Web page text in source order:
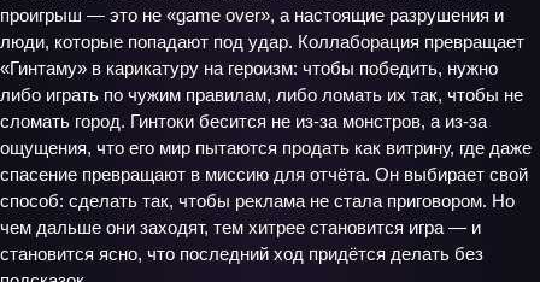
проигрыш — это не «game over», а настоящие разрушения и
люди, которые попадают под удар. Коллаборация превращает
«Гинтаму» в карикатуру на героизм: чтобы победить, нужно
либо играть по чужим правилам, либо ломать их так, чтобы не
сломать город. Гинтоки бесится не из-за монстров, а из-за
ощущения, что его мир пытаются продать как витрину, где даже
спасение превращают в миссию для отчёта. Он выбирает свой
способ: сделать так, чтобы реклама не стала приговором. Но
чем дальше они заходят, тем хитрее становится игра — и
становится ясно, что последний ход придётся делать без